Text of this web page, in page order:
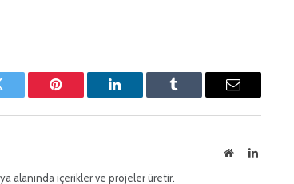
Pinterest'inLinkedIn Tumblr
E-
İnternetLinkedIn
alanında içerikler ve projeler üretir.